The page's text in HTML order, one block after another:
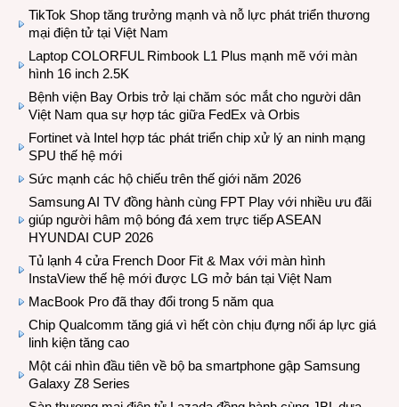
TikTok Shop tăng trưởng mạnh và nỗ lực phát triển thương
mại điện tử tại Việt Nam
Laptop COLORFUL Rimbook L1 Plus mạnh mẽ với màn
hình 16 inch 2.5K
Bệnh viện Bay Orbis trở lại chăm sóc mắt cho người dân
Việt Nam qua sự hợp tác giữa FedEx và Orbis
Fortinet và Intel hợp tác phát triển chip xử lý an ninh mạng
SPU thế hệ mới
Sức mạnh các hộ chiếu trên thế giới năm 2026
Samsung AI TV đồng hành cùng FPT Play với nhiều ưu đãi
giúp người hâm mộ bóng đá xem trực tiếp ASEAN
HYUNDAI CUP 2026
Tủ lạnh 4 cửa French Door Fit & Max với màn hình
InstaView thế hệ mới được LG mở bán tại Việt Nam
MacBook Pro đã thay đổi trong 5 năm qua
Chip Qualcomm tăng giá vì hết còn chịu đựng nổi áp lực giá
linh kiện tăng cao
Một cái nhìn đầu tiên về bộ ba smartphone gập Samsung
Galaxy Z8 Series